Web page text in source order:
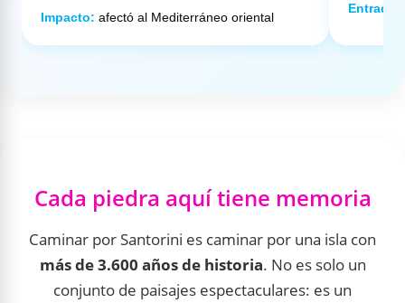
Impacto: afectó al Mediterráneo oriental
Entrada:
Cada piedra aquí tiene memoria
Caminar por Santorini es caminar por una isla con
más de 3.600 años de historia. No es solo un
conjunto de paisajes espectaculares: es un